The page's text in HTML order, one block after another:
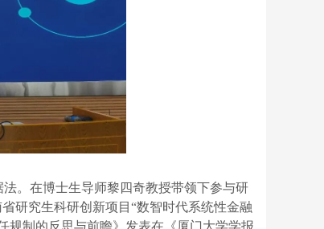
。在博士生导师黎四奇教授带领下参与研
研究生科研创新项目“数智时代系统性金融
规制的反思与前瞻》发表在《厦门大学学报